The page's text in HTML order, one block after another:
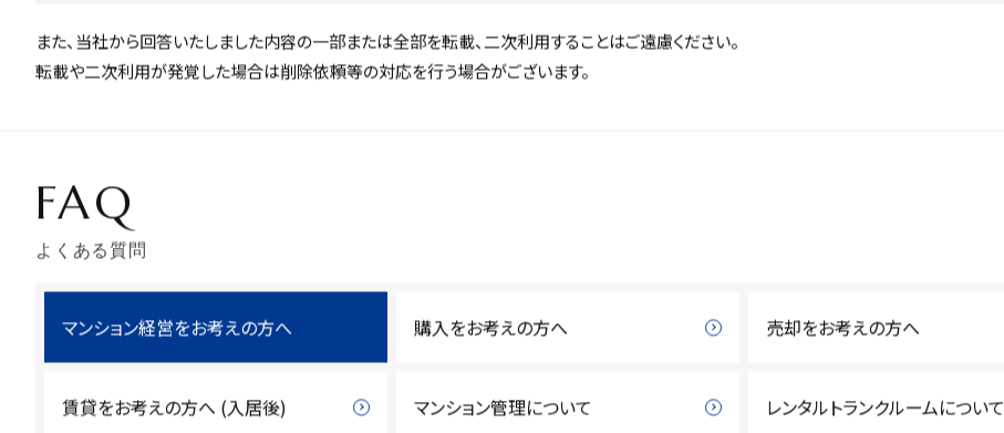
また、当社から回答いたしました内容の一部または全部を転載、二次利用することはご遠慮ください。
転載や二次利用が発覚した場合は削除依頼等の対応を行う場合がございます。
FAQ
よくある質問
マンション経営をお考えの方へ 購入をお考えの方へ 売却をお考えの方へ
賃貸をお考えの方へ (入居後) マンション管理について レンタルトランクルームについて